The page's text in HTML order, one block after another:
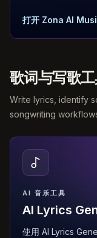
打开 Zona AI
歌词与写歌
Write lyrics, identify
songwriting
AI 音乐工具
AI Lyrics
使用 AI Lyrics